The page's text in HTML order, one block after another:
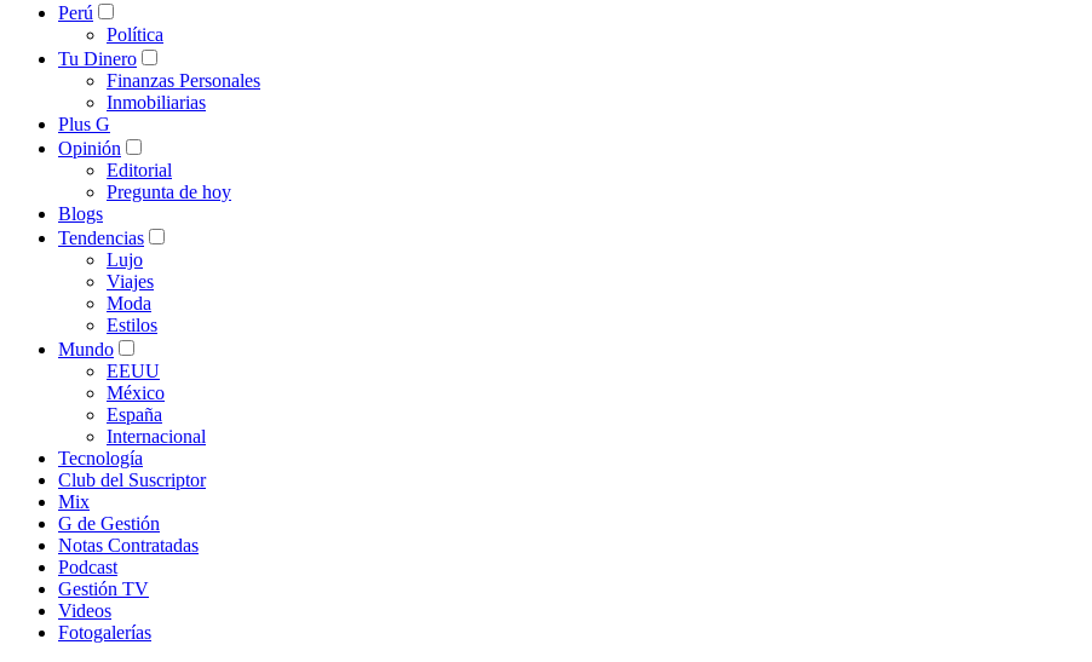
Perú
Política
Tu Dinero
Finanzas Personales
Inmobiliarias
Plus G
Opinión
Editorial
Pregunta de hoy
Blogs
Tendencias
Lujo
Viajes
Moda
Estilos
Mundo
EEUU
México
España
Internacional
Tecnología
Club del Suscriptor
Mix
G de Gestión
Notas Contratadas
Podcast
Gestión TV
Videos
Fotogalerías